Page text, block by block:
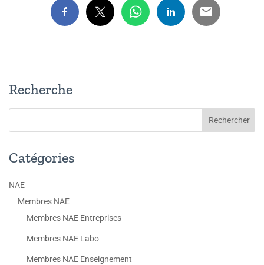
Recherche
Catégories
NAE
Membres NAE
Membres NAE Entreprises
Membres NAE Labo
Membres NAE Enseignement